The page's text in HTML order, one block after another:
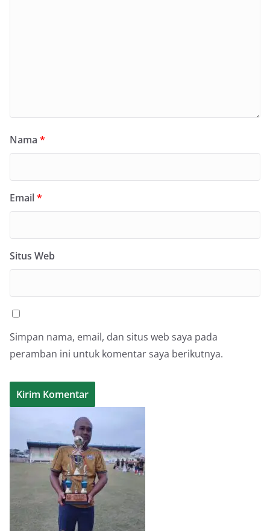
Nama *
Email*
Situs Web
Simpan nama, email, dan situs web saya pada
peramban ini untuk komentar saya berikutnya.